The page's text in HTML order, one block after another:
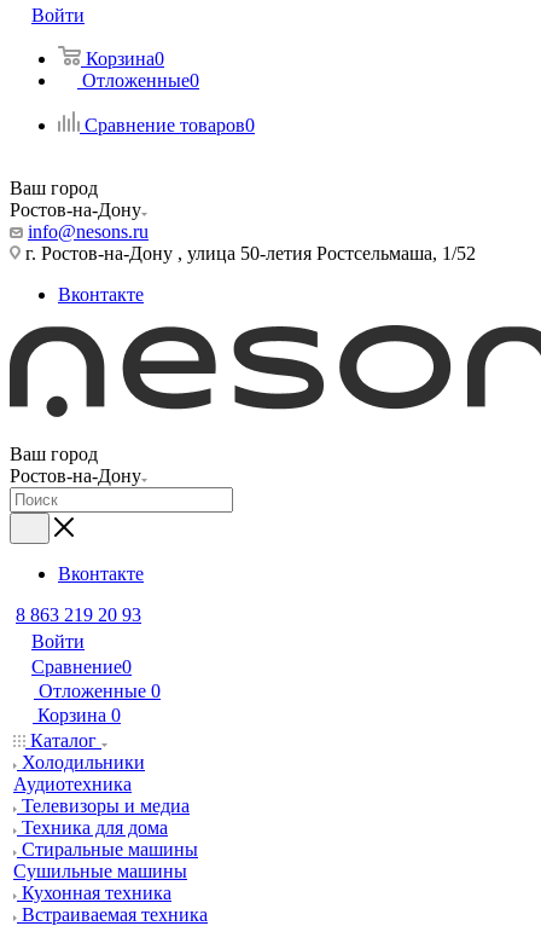
Войти
Корзина0
Отложенные0
Сравнение товаров0
Ваш город
Ростов-на-Дону
info@nesons.ru
г. Ростов-на-Дону , улица 50-летия Ростсельмаша, 1/52
Вконтакте
Ваш город
Ростов-на-Дону
Вконтакте
8 863 219 20 93
Войти
Сравнение0
Отложенные 0
Корзина 0
Каталог
Холодильники
Аудиотехника
Телевизоры и медиа
Техника для дома
Стиральные машины
Сушильные машины
Кухонная техника
Встраиваемая техника